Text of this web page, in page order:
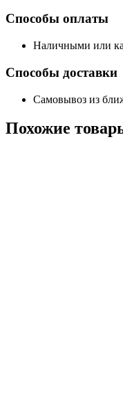
Способы оплаты
Наличными или
Способы доставки
Самовывоз из
Похожие